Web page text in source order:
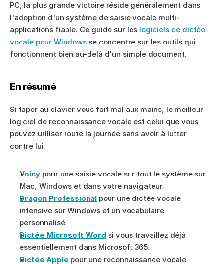
PC, la plus grande victoire réside généralement dans
l'adoption d'un système de saisie vocale multi-
applications fiable. Ce guide sur les logiciels de dictée
vocale pour Windows se concentre sur les outils qui
fonctionnent bien au-delà d'un simple document.
En résumé
Si taper au clavier vous fait mal aux mains, le meilleur
logiciel de reconnaissance vocale est celui que vous
pouvez utiliser toute la journée sans avoir à lutter
contre lui.
Voicy pour une saisie vocale sur tout le système sur
Mac, Windows et dans votre navigateur.
Dragon Professional pour une dictée vocale
intensive sur Windows et un vocabulaire
personnalisé.
Dictée Microsoft Word si vous travaillez déjà
essentiellement dans Microsoft 365.
Dictée Apple pour une reconnaissance vocale